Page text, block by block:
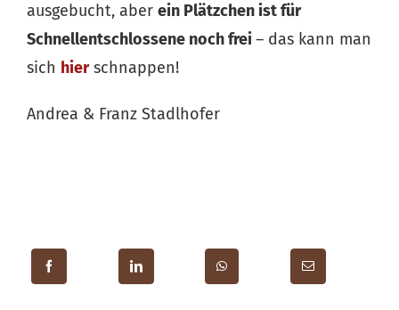
ausgebucht, aber ein Plätzchen ist für
Schnellentschlossene noch frei– das kann man
sich hierschnappen!
Andrea & Franz Stadlhofer